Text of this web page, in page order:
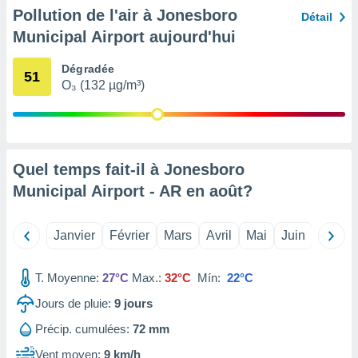
ou
non
des
le
en
le
Pollution de l'air à Jonesboro
Municipal Airport aujourd'hui
Détail
51 Dégradée
O₃ (132 µg/m³)
Quel temps fait-il à Jonesboro
Municipal Airport - AR en août?
Janvier Février Mars Avril Mai Juin Juillet
T. Moyenne: 27°C Max.: 32°C Mín: 22°C
Jours de pluie: 9 jours
Précip. cumulées: 72 mm
Vent moyen: 9 km/h